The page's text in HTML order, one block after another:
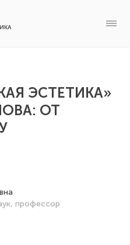
ЭСТЕТИКА»
ОТ
профессор